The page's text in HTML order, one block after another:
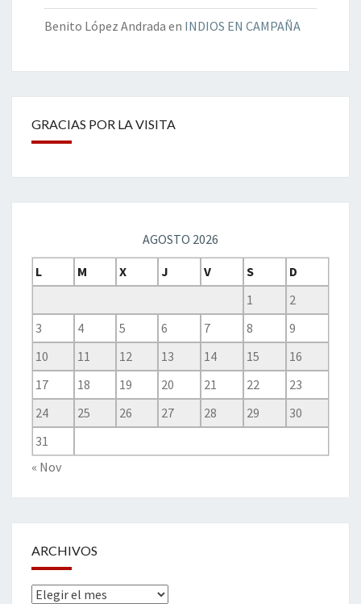
Benito López Andrada en INDIOS EN CAMPAÑA
GRACIAS POR LA VISITA
AGOSTO 2026
L
M X J V S
D
1
2
3
4 5 6 7 8
9
10
11 12 13 14 15
16
17
18 19 20 21 22
23
24
25 26 27 28 29
30
31
« Nov
ARCHIVOS
Archivos